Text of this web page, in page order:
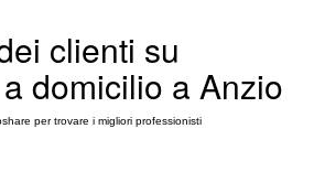
clienti su
domicilio a Anzio
per trovare i migliori professionisti